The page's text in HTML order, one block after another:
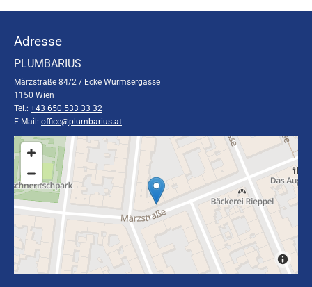
Adresse
PLUMBARIUS
Märzstraße 84/2 / Ecke Wurmsergasse
1150 Wien
Tel.: +43 650 533 33 32
E-Mail: office@plumbarius.at